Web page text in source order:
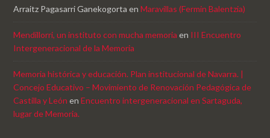
Arraitz Pagasarri Ganekogorta enMaravillas (Fermin Balentzia)
Mendillorri, un instituto con mucha memoria en III Encuentro
Intergeneracional de la Memoria
Memoria histórica y educación. Plan institucional de Navarra. |
Concejo Educativo – Movimiento de Renovación Pedagógica de
Castilla y León enEncuentro intergeneracional en Sartaguda,
lugar de Memoria.